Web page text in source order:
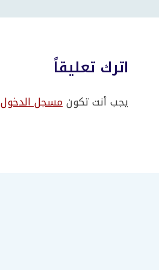
اترك تعليقاً
يجب أنت تكونمسجل الدخول